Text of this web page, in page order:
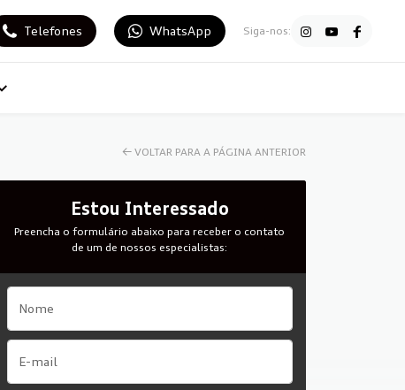
Telefones WhatsApp Siga-nos:
← VOLTAR PARA A PÁGINA ANTERIOR
Estou Interessado
Preencha o formulário abaixo para receber o contato
de um de nossos especialistas: